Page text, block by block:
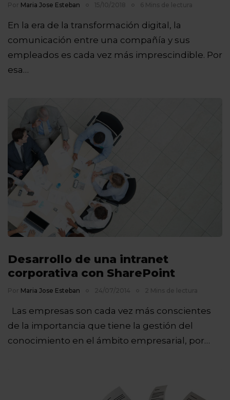
Por Maria Jose Esteban 15/10/2018 6 Mins de lectura
En la era de la transformación digital, la
comunicación entre una compañía y sus
empleados es cada vez más imprescindible. Por
esa…
Desarrollo de una intranet
corporativa con SharePoint
Por Maria Jose Esteban 24/07/2014 2 Mins de lectura
Las empresas son cada vez más conscientes
de la importancia que tiene la gestión del
conocimiento en el ámbito empresarial, por…